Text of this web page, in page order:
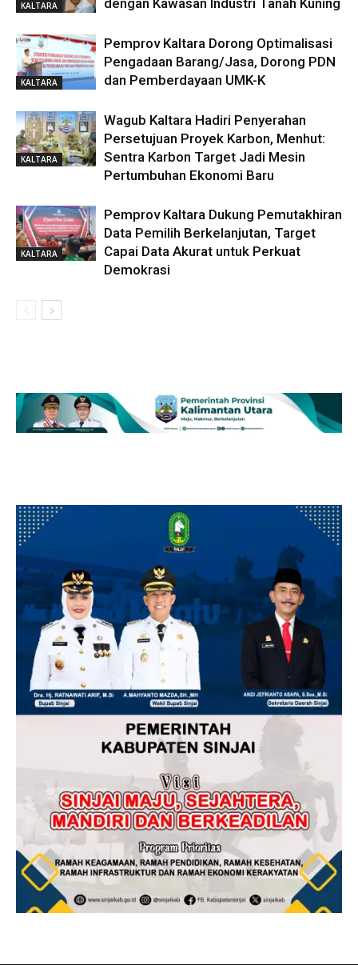
KALTARA
KALTARA
Pemprov Kaltara Dorong Optimalisasi
Pengadaan Barang/Jasa, Dorong PDN
dan Pemberdayaan UMK-K
KALTARA
Wagub Kaltara Hadiri Penyerahan
Persetujuan Proyek Karbon, Menhut:
Sentra Karbon Target Jadi Mesin
Pertumbuhan Ekonomi Baru
KALTARA
Pemprov Kaltara Dukung Pemutakhiran
Data Pemilih Berkelanjutan, Target
Capai Data Akurat untuk Perkuat
Demokrasi